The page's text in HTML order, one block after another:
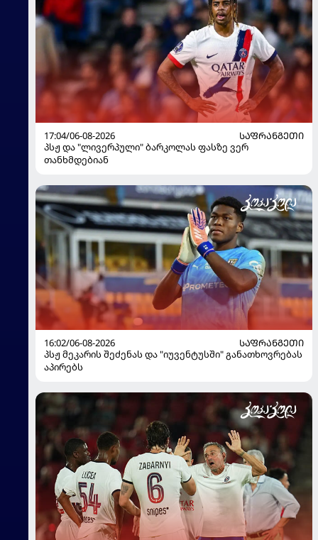
17:04/06-08-2026
ᲡᲐᲤᲠᲐᲜᲒᲔᲗᲘ
პსჟ და "ლივერპული" ბარკოლას ფასზე ვერ
თანხმდებიან
16:02/06-08-2026
ᲡᲐᲤᲠᲐᲜᲒᲔᲗᲘ
პსჟ მეკარის შეძენას და "იუვენტუსში" განათხოვრებას
აპირებს